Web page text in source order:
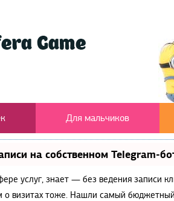
Для мальчиков
на собственном Telegram-
услуг, знает — без ведения записи
о визитах тоже. Нашли самый